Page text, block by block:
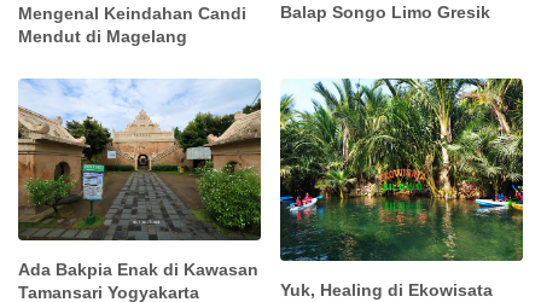
Mengenal Keindahan Candi
Mendut di Magelang
Balap Songo Limo Gresik
Ada Bakpia Enak di Kawasan
Tamansari Yogyakarta
Yuk, Healing di Ekowisata